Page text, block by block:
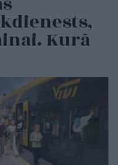
Kurā